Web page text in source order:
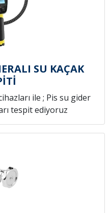
SU KAÇAK
ile ; Pis su gider
tespit ediyoruz